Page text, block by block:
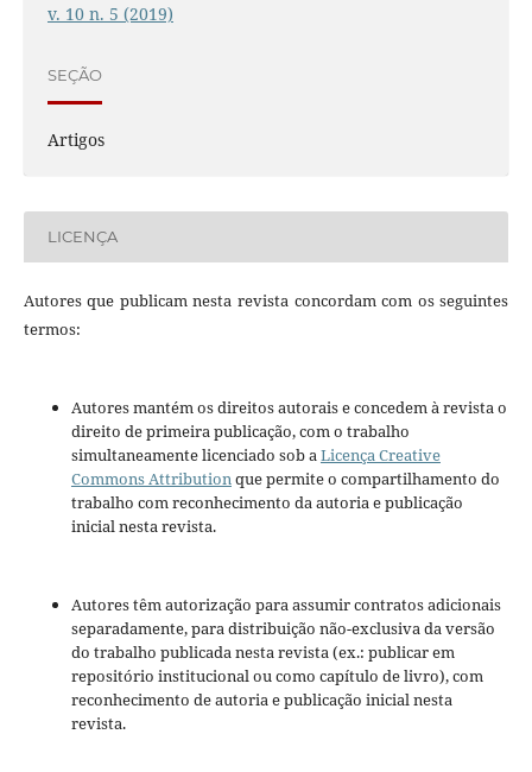
v. 10 n. 5 (2019)
SEÇÃO
Artigos
LICENÇA
Autores que publicam nesta revista concordam com os seguintes
termos:
Autores mantém os direitos autorais e concedem à revista o
direito de primeira publicação, com o trabalho
simultaneamente licenciado sob aLicença Creative
Commons Attributionque permite o compartilhamento do
trabalho com reconhecimento da autoria e publicação
inicial nesta revista.
Autores têm autorização para assumir contratos adicionais
separadamente, para distribuição não-exclusiva da versão
do trabalho publicada nesta revista (ex.: publicar em
repositório institucional ou como capítulo de livro), com
reconhecimento de autoria e publicação inicial nesta
revista.